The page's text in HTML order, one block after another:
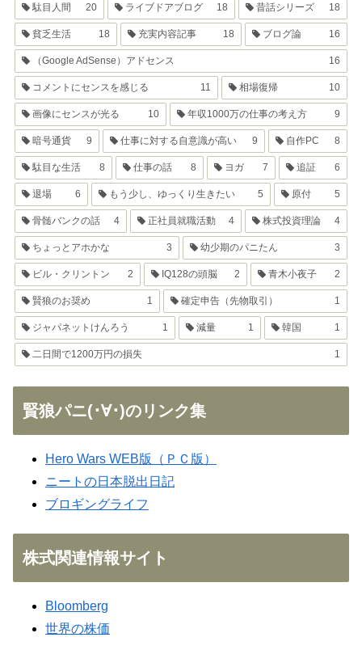
駄目人間 20 ライブドアブログ 18 昔話シリーズ 18
貧乏生活 18 充実内容記事 18 ブログ論 16
（Google AdSense）アドセンス 16
コメントにセンスを感じる 11 相場復帰 10
画像にセンスが光る 10 年収1000万の仕事の考え方 9
暗号通貨 9 仕事に対する自意識が高い 9 自作PC 8
駄目な生活 8 仕事の話 8 ヨガ 7 追証 6
退場 6 もう少し、ゆっくり生きたい 5 原付 5
骨髄バンクの話 4 正社員就職活動 4 株式投資理論 4
ちょっとアホかな 3 幼少期のパニたん 3
ビル・クリントン 2 IQ128の頭脳 2 青木小夜子 2
賢狼のお奨め 1 確定申告（先物取引） 1
ジャパネットけんろう 1 減量 1 韓国 1
二日間で1200万円の損失 1
賢狼パニ(･∀･)のリンク集
Hero Wars WEB版（ＰＣ版）
ニートの日本脱出日記
ブロギングライフ
株式関連情報サイト
Bloomberg
世界の株価